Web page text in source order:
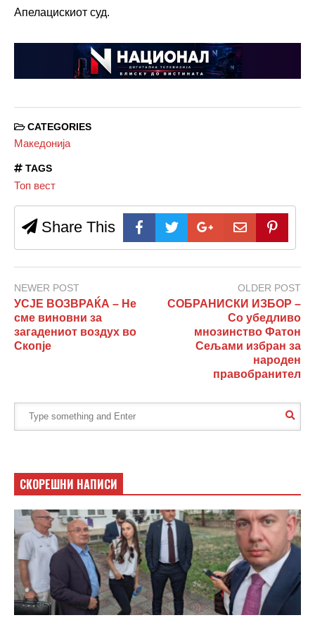
Апелацискиот суд.
CATEGORIES
Македонија
TAGS
Топ вест
Share This
NEWER POST
УСЈЕ ВОЗВРАЌА – Не
сме виновни за
загадениот воздух во
Скопје
OLDER POST
СОБРАНИСКИ ИЗБОР –
Со убедливо
мнозинство Фатон
Сељами избран за
народен
правобранител
СКОРЕШНИ НАПИСИ